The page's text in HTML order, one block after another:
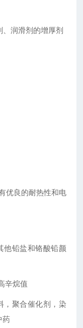
润滑剂的增厚剂
优良的耐热性和电
他铅盐和铬酸铅颜
辛烷值
，聚合催化剂，染
药